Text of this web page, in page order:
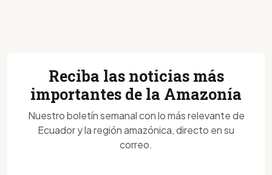
Reciba las noticias más
importantes de la Amazonía
Nuestro boletín semanal con lo más relevante de
Ecuador y la región amazónica, directo en su
correo.